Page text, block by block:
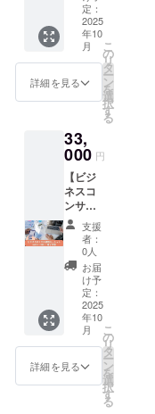
能で
す。 有
効期
限：6ヶ
リンク
送付／
アーカ
イブは
視聴可
能 ・注
程は事
前にご
案内し
ます。
をメー
ル送付
・注意
事項、
限：提
供開始
から6ヶ
／日程
は別途
調整さ
せてい
ただき
ます。
りしま
すの
で、ど
こから
でもご
参加い
法： ・
読書会
はZoom
で実施
（60
分） ・
電子書
籍はダ
ウン
ロード
リンク
をメー
ル送付
注意事
項： ・
程は2〜
3日程か
す。全
国どこ
からで
も参加
可能。
紙書籍
すの
で、手
元で読
みなが
らじっ
くりと
参加い
ただけ
ます。
実践に
つなが
る気づ
きや共
感を分
かち合
える、
特別な
電子書
籍】 ダ
イエッ
トビジ
ネスで
起業し
たい！
もっと
上げた
い！ そ
んな方
に、ダ
イエッ
トビジ
ネスで
年商8桁
を叶え
ている
山本か
ら個別
アドバ
イス。
ダイ
エット
ビジネ
定：
2025
年10
月
詳細を見る
こ
の
リ
タ
ー
ン
を
選
択
す
る
33,
000 円
【ビジ
ネスコ
ンサル
個別
セッ
ション
（60分
×3回）
＋電子
書籍】
自分ら
しいビ
ジネス
を軸か
ら構築
したい
支援
者：
0人
お届
け予
定：
2025
年10
月
詳細を見る
こ
の
リ
タ
ー
ン
を
選
択
す
る